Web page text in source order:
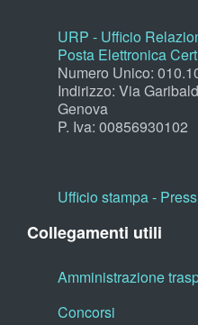
URP - Ufficio
Posta Elettronica
Numero Unico:
Indirizzo: Via
Genova
P. Iva: 00856930102
Ufficio stampa -
Collegamenti utili
Amministrazione
Concorsi